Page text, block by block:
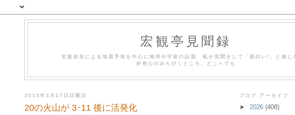
宏観亭見聞録
宏観前兆による地震予知を中心に地球や宇宙の話題 私が見聞きして「面白い!」と感じ
好奇心のみちびくところ、どこへでも
2013年3月17日日曜日
20の火山が 3･11 後に活発化
ブログ アーカイブ
► 2026 (408)